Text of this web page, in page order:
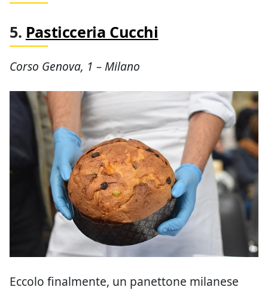
5. Pasticceria Cucchi
Corso Genova, 1 – Milano
Eccolo finalmente, un panettone milanese